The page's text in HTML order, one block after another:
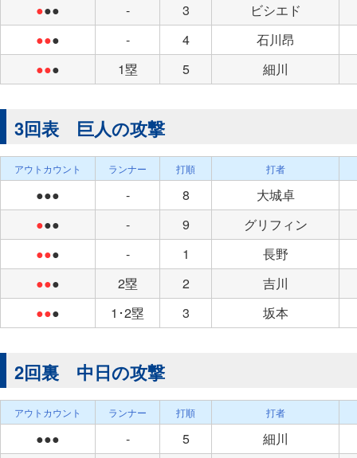
●●● - 3
ビシエド
●●● - 4
石川昂
●●● 1塁 5 細川
3回表 巨人の攻撃
アウトカウント ランナー 打順 打者
●●● - 8
大城卓
●●● - 9
グリフィン
●●● - 1
長野
●●● 2塁 2
吉川
●●● 1･2塁 3 坂本
2回裏 中日の攻撃
アウトカウント ランナー 打順 打者
●●● - 5
細川